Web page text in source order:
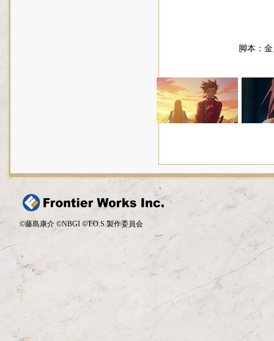
脚本：
©藤島康介 ©NBGI ©T.O.S.製作委員会